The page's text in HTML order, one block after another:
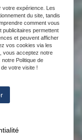
votre expérience. Les
du site, tandis
comment vous
publicitaires permettent
et peuvent afficher
vos cookies via les
vous acceptez notre
Politique de
votre visite !